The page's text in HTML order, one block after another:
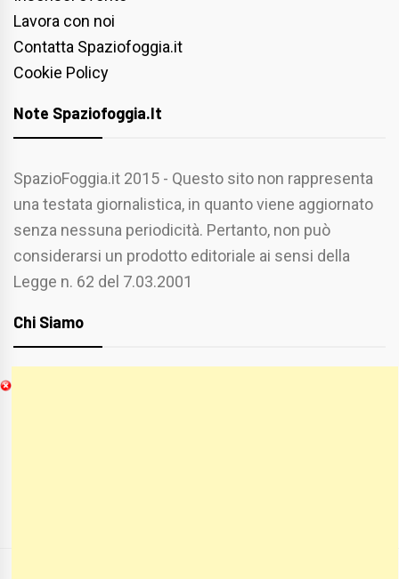
Lavora con noi
Contatta Spaziofoggia.it
Cookie Policy
Note Spaziofoggia.it
SpazioFoggia.it 2015 - Questo sito non rappresenta
una testata giornalistica, in quanto viene aggiornato
senza nessuna periodicità. Pertanto, non può
considerarsi un prodotto editoriale ai sensi della
Legge n. 62 del 7.03.2001
Chi Siamo